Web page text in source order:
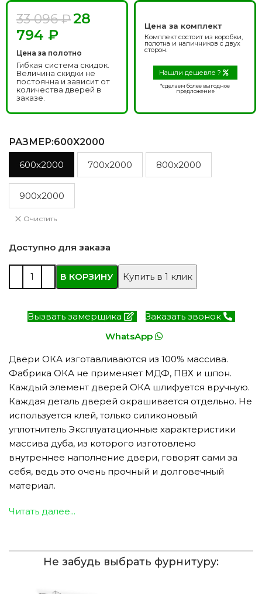
33 096₽28
794 ₽
Цена за полотно
Гибкая система скидок.
Величина скидки не
постоянна и зависит от
количества дверей в
заказе.
Цена за комплект
Комплект состоит из коробки,
полотна и наличников с двух
сторон.
Нашли дешевле ?
*сделаем более выгодное
предложение
РАЗМЕР:600X2000
600x2000 700x2000 800x2000
900x2000
Очистить
Доступно для заказа
В КОРЗИНУ Купить в 1 клик
Вызвать замерщика
Заказать звонок
WhatsApp
Двери ОКА изготавливаются из 100% массива.
Фабрика ОКА не применяет МДФ, ПВХ и шпон.
Каждый элемент дверей ОКА шлифуется вручную.
Каждая деталь дверей окрашивается отдельно. Не
используется клей, только силиконовый
уплотнитель Эксплуатационные характеристики
массива дуба, из которого изготовлено
внутреннее наполнение двери, говорят сами за
себя, ведь это очень прочный и долговечный
материал.
Читать далее...
Не забудь выбрать фурнитуру: